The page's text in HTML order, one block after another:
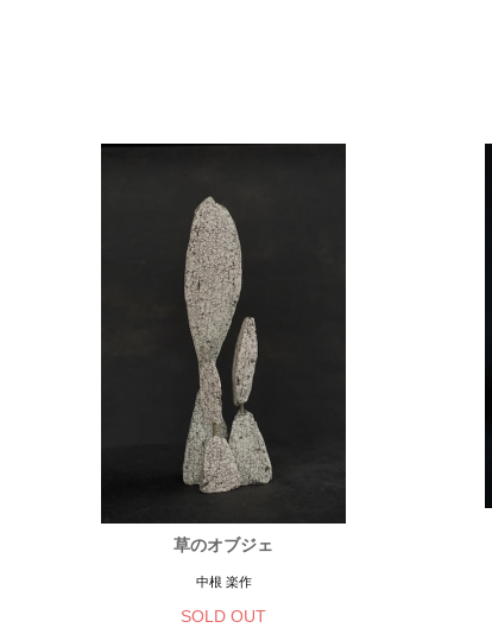
草のオブジェ
中根 楽作
SOLD OUT